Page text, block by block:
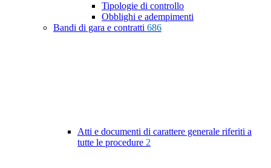
Tipologie di controllo
Obblighi e adempimenti
Bandi di gara e contratti 686
Atti e documenti di carattere generale riferiti a
tutte le procedure 2